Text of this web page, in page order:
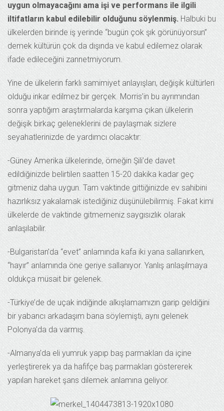
uygun olmayacağını ama işi ve performans ile ilgili
iltifatların kabul edilebilir olduğunu söylenmiş.Halbuki bu
ülkelerden birinde iş yerinde “bugün çok şık görünüyorsun”
demek kültürün çok da dışında ve kabul edilemez olarak
ifade edileceğini zannetmiyorum.
Yine de ülkelerin farklı samimiyet anlayışları, değişik kültürleri
olduğu inkar edilmez bir gerçek. Morris’in bu ayrımından
sonra yaptığım araştırmalarda karşıma çıkan ülkelerin
değişik birkaç geleneklerini de paylaşmak sizlere
seyahatlerinizde de yardımcı olacaktır:
-Güney Amerika ülkelerinde, örneğin Şili’de davet
edildiğinizde belirtilen saatten 15-20 dakika kadar geç
gitmeniz daha uygun. Tam vaktinde gittiğinizde ev sahibini
hazırlıksız yakalamak istediğiniz düşünülebilirmiş. Fakat kimi
ülkelerde de vaktinde gitmemeniz saygısızlık olarak
anlaşılabilir.
-Bulgaristan’da “evet” anlamında kafa iki yana sallanırken,
“hayır” anlamında öne geriye sallanıyor. Yanlış anlaşılmaya
oldukça müsait bir gelenek.
-Türkiye’de de uçak indiğinde alkışlamamızın garip geldiğini
bir yabancı arkadaşım bana söylemişti, aynı gelenek
Polonya’da da varmış.
-Almanya’da eli yumruk yapıp baş parmakları da içine
yerleştirerek ya da hafifçe baş parmakları göstererek
yapılan hareket şans dilemek anlamına geliyor.